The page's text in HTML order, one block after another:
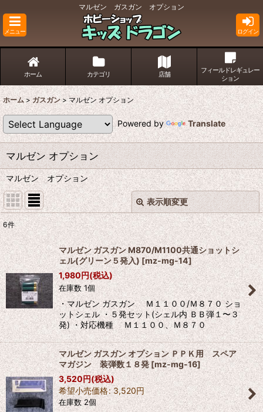
マルゼン ガスガン オプション
メニュー ログイン
ホーム カテゴリ 店舗
フィールドレギュレー
ション
ホーム > ガスガン > マルゼン オプション
Powered by Translate
マルゼン オプション
マルゼン オプション
表示順変更
表示数:
並び順 :
絞り込む
閉じる
6件
マルゼン ガスガン M870/M1100共通ショットシ
ェル(グリーン５発入)[mz-mg-14]
1,980円(税込)
在庫数 1個
・マルゼン ガスガン Ｍ１１００/Ｍ８７０ ショ
ットシェル ・５発セット(シェル内 ＢＢ弾１〜３
発) ・対応機種 Ｍ１１００、Ｍ８７０
マルゼン ガスガン オプション ＰＰＫ用 スペア
マガジン 装弾数１８発 [mz-mg-16]
3,520円(税込)
希望小売価格: 3,520円
在庫数 2個